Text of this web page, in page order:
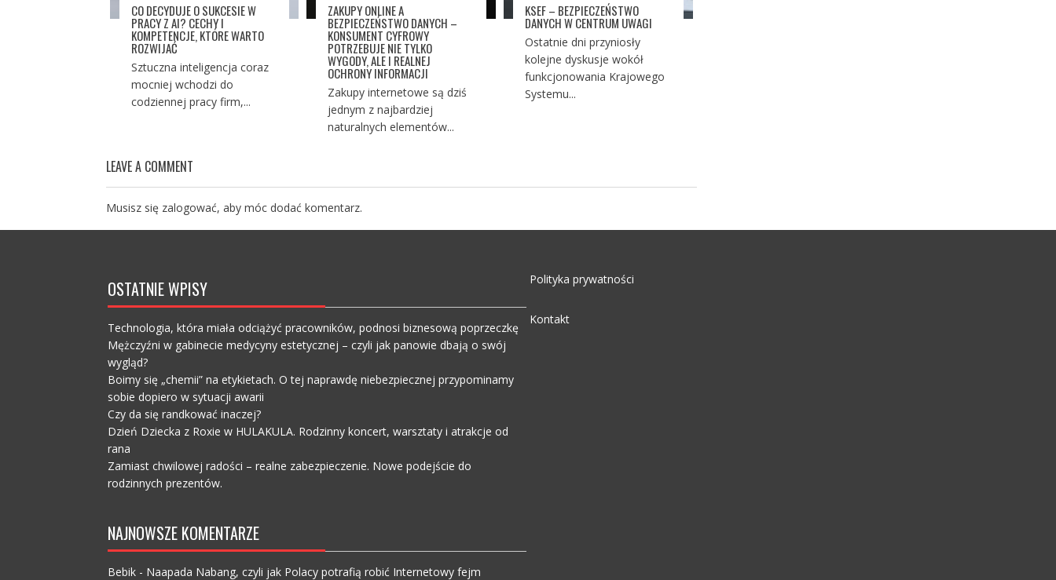
CO DECYDUJE O SUKCESIE W
PRACY Z AI? CECHY I
KOMPETENCJE, KTÓRE WARTO
ROZWIJAĆ
Sztuczna inteligencja coraz
mocniej wchodzi do
codziennej pracy firm,...
ZAKUPY ONLINE A
BEZPIECZEŃSTWO DANYCH –
KONSUMENT CYFROWY
POTRZEBUJE NIE TYLKO
WYGODY, ALE I REALNEJ
OCHRONY INFORMACJI
Zakupy internetowe są dziś
jednym z najbardziej
naturalnych elementów...
KSEF – BEZPIECZEŃSTWO
DANYCH W CENTRUM UWAGI
Ostatnie dni przyniosły
kolejne dyskusje wokół
funkcjonowania Krajowego
Systemu...
LEAVE A COMMENT
Musisz się zalogować, aby móc dodać komentarz.
OSTATNIE WPISY
Technologia, która miała odciążyć pracowników, podnosi biznesową poprzeczkę
Mężczyźni w gabinecie medycyny estetycznej – czyli jak panowie dbają o swój
wygląd?
Boimy się „chemii” na etykietach. O tej naprawdę niebezpiecznej przypominamy
sobie dopiero w sytuacji awarii
Czy da się randkować inaczej?
Dzień Dziecka z Roxie w HULAKULA. Rodzinny koncert, warsztaty i atrakcje od
rana
Zamiast chwilowej radości – realne zabezpieczenie. Nowe podejście do
rodzinnych prezentów.
NAJNOWSZE KOMENTARZE
Bebik- Naapada Nabang, czyli jak Polacy potrafią robić Internetowy fejm
Polityka prywatności
Kontakt